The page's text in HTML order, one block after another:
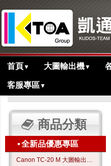
首頁▼ 大圖輸出機▼
客服專區▼
主目錄
商品分類
▪全新品優惠專區
Canon TC-20 M 大圖輸出繪圖機